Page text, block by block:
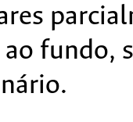
fundo,